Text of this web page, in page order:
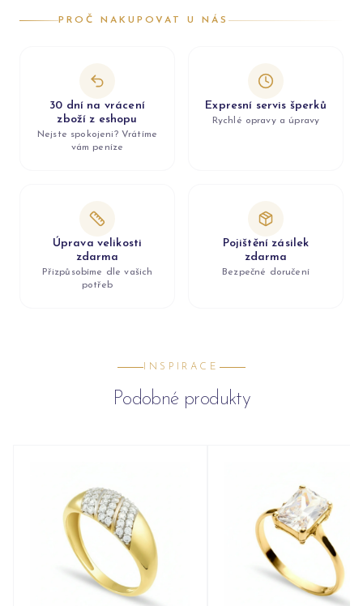
PROČ NAKUPOVAT U NÁS
30 dní na vrácení
zboží z eshopu
Nejste spokojeni? Vrátíme
vám peníze
Expresní servis šperků
Rychlé opravy a úpravy
Úprava velikosti
zdarma
Přizpůsobíme dle vašich
potřeb
Pojištění zásilek
zdarma
Bezpečné doručení
INSPIRACE
Podobné produkty